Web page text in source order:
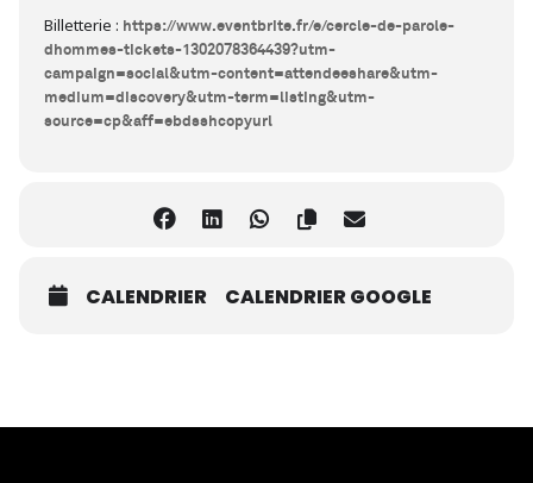
Billetterie : https://www.eventbrite.fr/e/cercle-de-parole-
dhommes-tickets-1302078364439?utm-
campaign=social&utm-content=attendeeshare&utm-
medium=discovery&utm-term=listing&utm-
source=cp&aff=ebdsshcopyurl
CALENDRIER CALENDRIER GOOGLE